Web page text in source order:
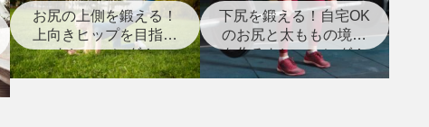
お尻の上側を鍛える！
上向きヒップを目指す
トレーニング！
下尻を鍛える！自宅OK
のお尻と太ももの境目
を作るトレーニング！